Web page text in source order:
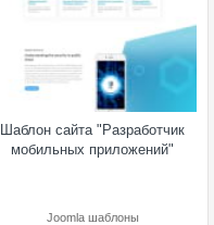
Шаблон сайта "Разработчик
мобильных приложений"
Joomla шаблоны